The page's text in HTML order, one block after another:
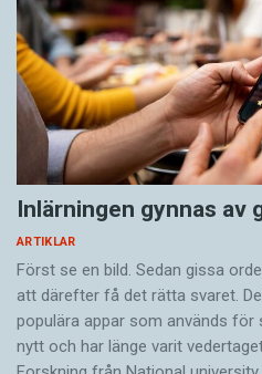
Inlärningen gynnas av
ARTIKLAR
Först se en bild. Sedan gissa
att därefter få det rätta svaret.
populära appar som används för
nytt och har länge varit